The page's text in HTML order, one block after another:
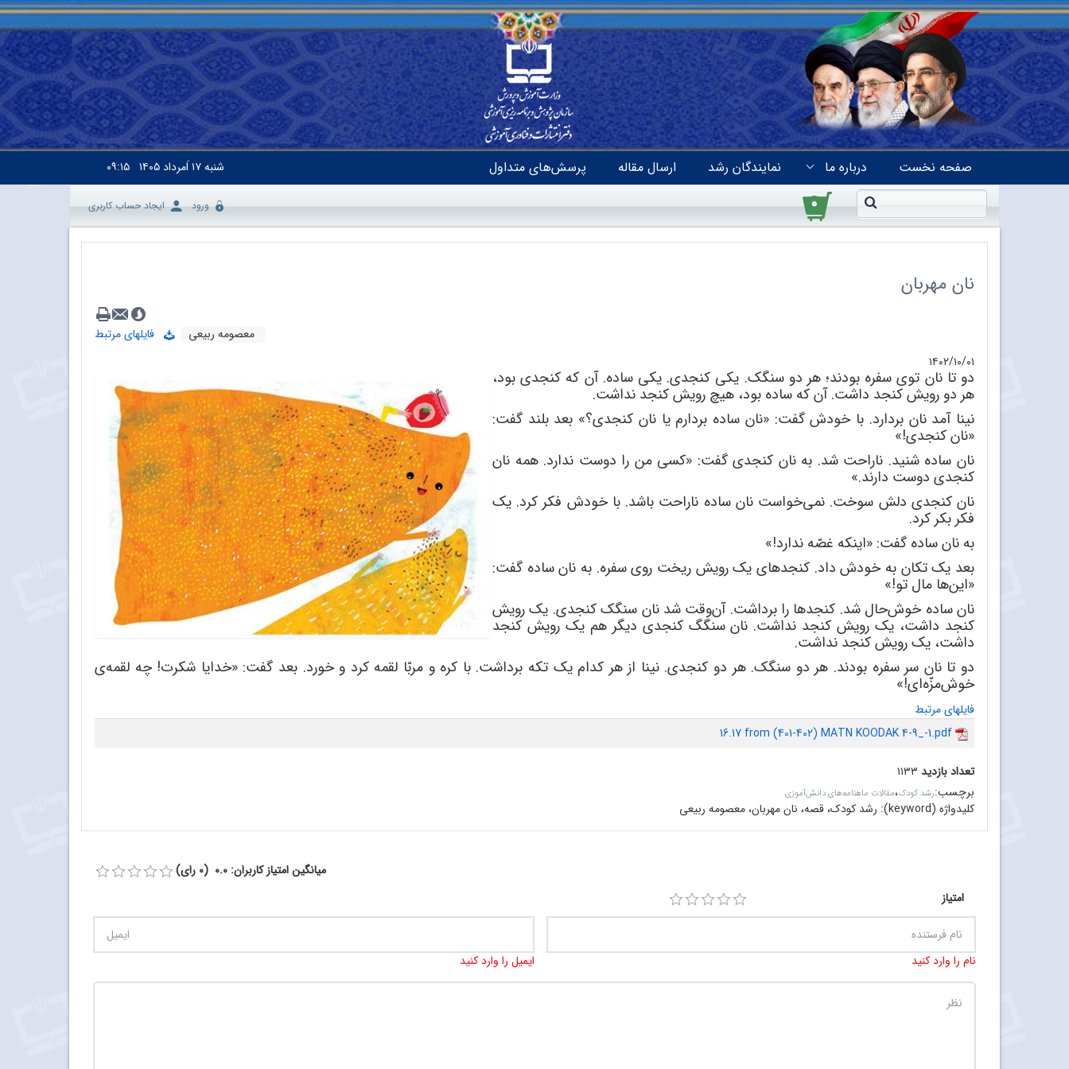
صفحه نخست درباره ما نمایندگان رشد ارسال مقاله پرسش‌های متداول شنبه۱۷ اَمرداد ۱۴۰۵ ۰۹:۱۵
۰ ورود ایجاد حساب کاربری
نان مهربان
معصومه ربیعی
فایلهای مرتبط
۱۴۰۲/۱۰/۰۱
دو تا نان توی سفره بودند؛ هر دو سنگک. یکی کنجدی. یکی ساده. آن که کنجدی بود،
هر دو رویش کنجد داشت. آن که ساده بود، هیچ رویش کنجد نداشت.
نینا آمد نان بردارد. با خودش گفت: «نان ساده بردارم یا نان کنجدی؟» بعد بلند گفت:
«نان کنجدی!»
نان ساده شنید. ناراحت شد. به نان کنجدی گفت: «کسی من را دوست ندارد. همه نان
کنجدی دوست دارند.»
نان کنجدی دلش سوخت. نمیخواست نان ساده ناراحت باشد. با خودش فکر کرد. یک
فکر بکر کرد.
به نان ساده گفت: «اینکه غصّه ندارد!»
بعد یک تکان به خودش داد. کنجدهای یک رویش ریخت روی سفره. به نان ساده گفت:
«اینها مال تو!»
نان ساده خوشحال شد. کنجدها را برداشت. آنوقت شد نان سنگک کنجدی. یک رویش
کنجد داشت، یک رویش کنجد نداشت. نان سنگگ کنجدی دیگر هم یک رویش کنجد
داشت، یک رویش کنجد نداشت.
دو تا نان سر سفره بودند. هر دو سنگک. هر دو کنجدی. نینا از هر کدام یک تکه برداشت. با کره و مربّا لقمه کرد و خورد. بعد گفت: «خدایا شکرت! چه لقمهی
خوشمزّهای!»
فایلهای مرتبط
16.17 from (401-402) MATN KOODAK 4-9_-1.pdf
تعداد بازدید ۱۱۳۳
برچسب:رشد کودک،مقالات ماهنامه‌های دانش‌آموزی
کلیدواژه (keyword): رشد کودک، قصه، نان مهربان، معصومه ربیعی
میانگین امتیاز کاربران: 0.0 (0 رای)
امتیاز
نام را وارد کنید ایمیل را وارد کنید